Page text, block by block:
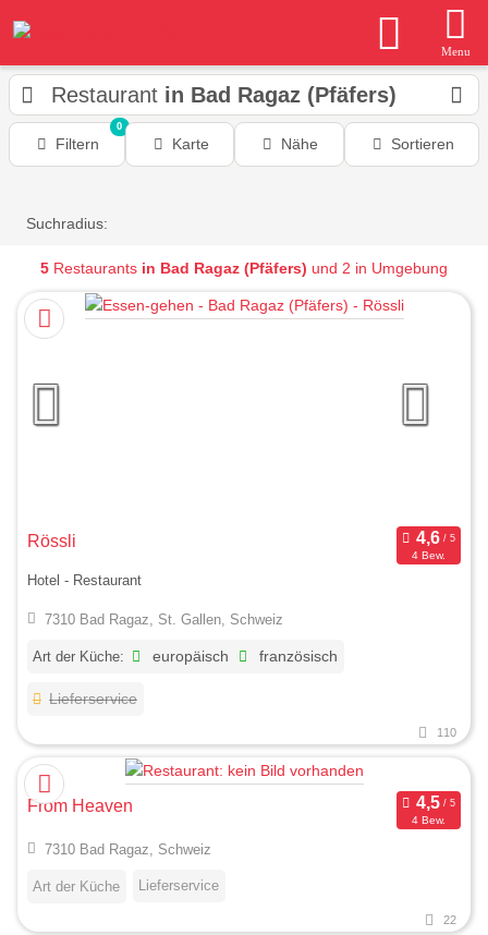
Menu
Restaurant in Bad Ragaz (Pfäfers)
Filtern
0
Karte Nähe Sortieren
Suchradius:
5 Restaurants in Bad Ragaz (Pfäfers) und 2 in Umgebung
Rössli
4 Bew.
Hotel - Restaurant
7310 Bad Ragaz, St. Gallen, Schweiz
Art der Küche: europäisch französisch
Lieferservice
110
From Heaven
4 Bew.
7310 Bad Ragaz, Schweiz
Art der Küche Lieferservice
22